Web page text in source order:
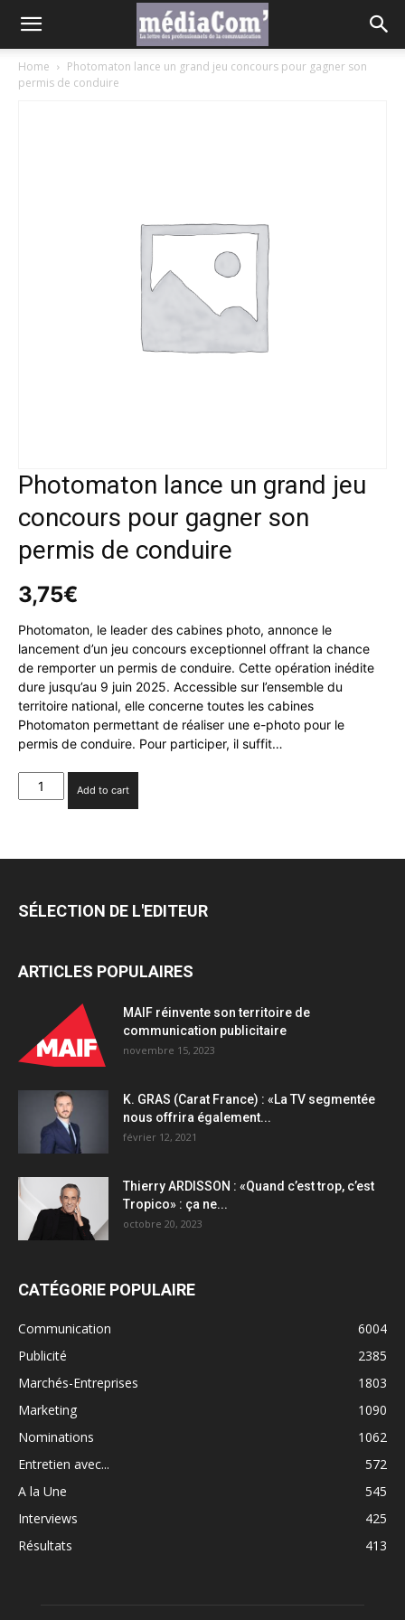
Home
Photomaton lance un grand jeu concours pour gagner son
permis de conduire
Photomaton lance un grand jeu
concours pour gagner son
permis de conduire
3,75€
Photomaton, le leader des cabines photo, annonce le
lancement d’un jeu concours exceptionnel offrant la chance
de remporter un permis de conduire. Cette opération inédite
dure jusqu’au 9 juin 2025. Accessible sur l’ensemble du
territoire national, elle concerne toutes les cabines
Photomaton permettant de réaliser une e-photo pour le
permis de conduire. Pour participer, il suffit…
Photomaton lance
un
concours
son
conduire
Add to cart
SÉLECTION DE L'EDITEUR
ARTICLES POPULAIRES
MAIF réinvente son territoire de
communication publicitaire
novembre 15, 2023
K. GRAS (Carat France) : «La TV segmentée
nous offrira également...
février 12, 2021
Thierry ARDISSON : «Quand c’est trop, c’est
Tropico» : ça ne...
octobre 20, 2023
CATÉGORIE POPULAIRE
Communication
6004
Publicité
2385
Marchés-Entreprises
1803
Marketing
1090
Nominations
1062
Entretien avec...
572
A la Une
545
Interviews
425
Résultats
413